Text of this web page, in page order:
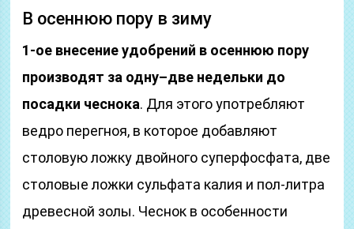
В осеннюю пору в зиму
1-ое внесение удобрений в осеннюю пору
производят за одну–две недельки до
посадки чеснока. Для этого употребляют
ведро перегноя, в которое добавляют
столовую ложку двойного суперфосфата, две
столовые ложки сульфата калия и пол-литра
древесной золы. Чеснок в особенности